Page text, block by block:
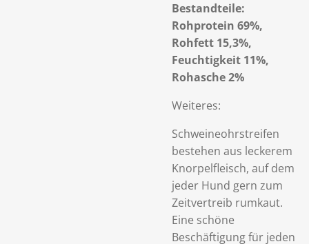
Bestandteile:
Rohprotein 69%,
Rohfett 15,3%,
Feuchtigkeit 11%,
Rohasche 2%
Weiteres:
Schweineohrstreifen
bestehen aus leckerem
Knorpelfleisch, auf dem
jeder Hund gern zum
Zeitvertreib rumkaut.
Eine schöne
Beschäftigung für jeden